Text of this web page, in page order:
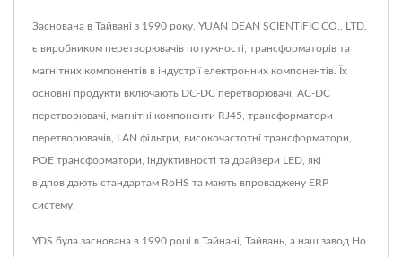
Заснована в Тайвані з 1990 року, YUAN DEAN SCIENTIFIC CO., LTD.
є виробником перетворювачів потужності, трансформаторів та
магнітних компонентів в індустрії електронних компонентів. Їх
основні продукти включають DC-DC перетворювачі, AC-DC
перетворювачі, магнітні компоненти RJ45, трансформатори
перетворювачів, LAN фільтри, високочастотні трансформатори,
POE трансформатори, індуктивності та драйвери LED, які
відповідають стандартам RoHS та мають впроваджену ERP
систему.
YDS була заснована в 1990 році в Тайнані, Тайвань, а наш завод Ho